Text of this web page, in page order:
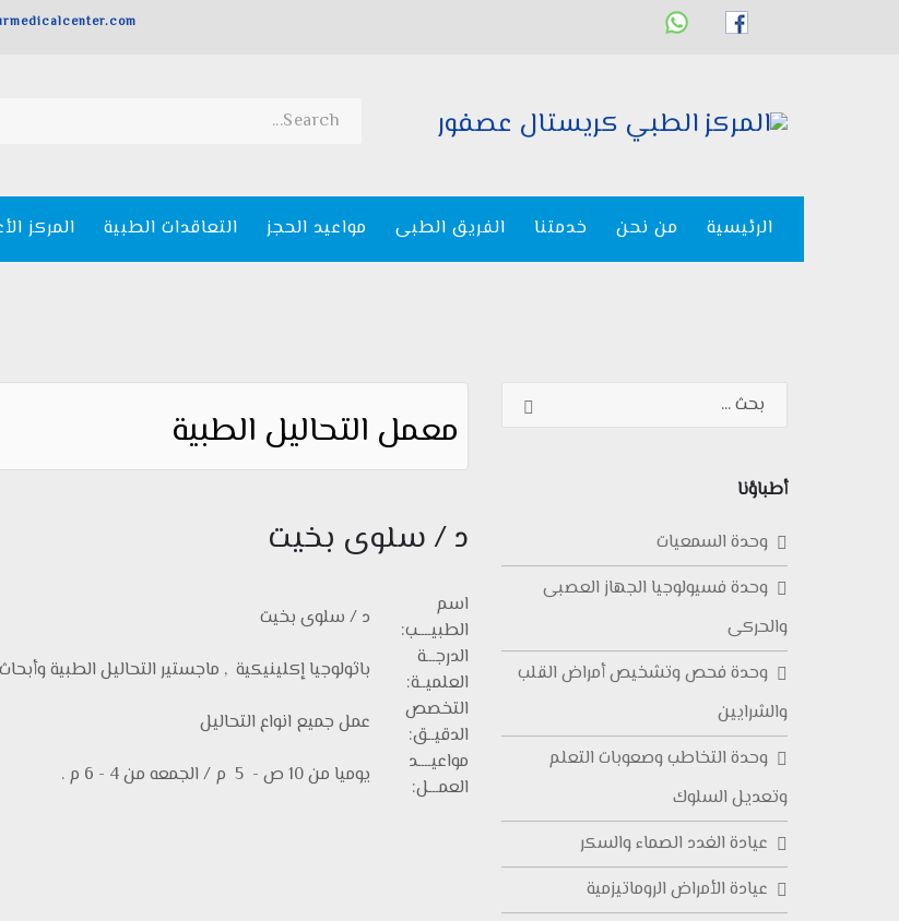
الرئيسية من نحن خدمتنا الفريق الطبى مواعيد الحجز التعاقدات الطبية المركز
أطباؤنا
وحدة السمعيات
وحدة فسيولوجيا الجهاز العصبى
والحركى
وحدة فحص وتشخيص أمراض القلب
والشرايين
وحدة التخاطب وصعوبات التعلم
وتعديل السلوك
عيادة الغدد الصماء والسكر
عيادة الأمراض الروماتيزمية
معمل التحاليل الطبية
د / سلوى بخيت
د / سلوى بخيت
اسم
الطبيــــب:
باثولوجيا إكلينيكية , ماجستير التحاليل الطبية
الدرجـــة
العلميــة:
عمل جميع انواع التحاليل
التخصص
الدقيــق:
يوميا من 10 ص - 5 م / الجمعه من 4 - 6 م .
مواعيــــد
العمـــل: